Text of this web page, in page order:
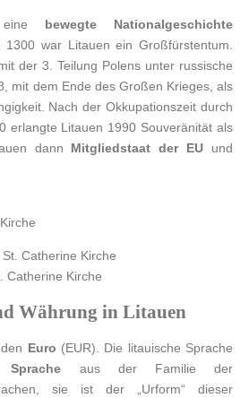
eine bewegte Nationalgeschichte
war Litauen ein Großfürstentum.
der 3. Teilung Polens unter russische
mit dem Ende des Großen Krieges, als
Nach der Okkupationszeit durch
erlangte Litauen 1990 Souveränität als
dann Mitgliedstaat der EU und
Catherine Kirche
Währung in Litauen
Euro (EUR). Die litauische Sprache
aus der Familie der
sie ist der „Urform“ dieser